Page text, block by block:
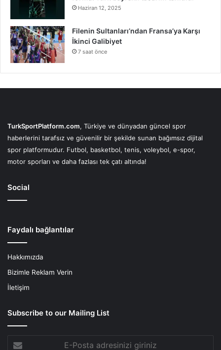
Haziran 12, 2025
Filenin Sultanları’ndan Fransa’ya Karşı
İkinci Galibiyet
7 saat önce
TurkSportPlatform.com, Türkiye ve dünyadan güncel spor
haberlerini tarafsız ve güvenilir bir şekilde sunan bağımsız dijital
spor platformudur. Futbol, basketbol, tenis, voleybol, e-spor,
motor sporları ve daha fazlası tek çatı altında!
Social
Faydalı bağlantılar
Hakkımızda
Bizimle Reklam Verin
İletişim
Subscribe to our Mailing List